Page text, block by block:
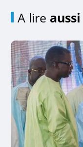
A lire aussi